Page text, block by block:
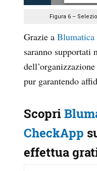
Figura 6 –
Grazie a Blumatica
saranno supportati
pur garantendo
Scopri
CheckApp
effettua